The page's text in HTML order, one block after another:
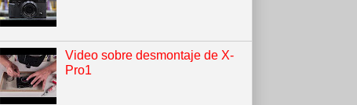
Video sobre desmontaje de X-
Pro1